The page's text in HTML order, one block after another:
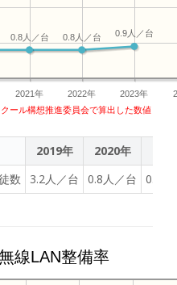
2021年 2022年 2023年
0.9人／台
0.8人／台
0.8人／台
ール構想推進委員会で算出した数値
2019年 2020年
数
3.2人／台 0.8人／台 0.8人
線LAN整備率